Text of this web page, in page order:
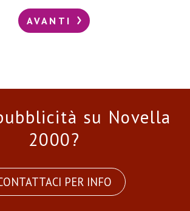
AVANTI
su Novella
2000?
PER INFO